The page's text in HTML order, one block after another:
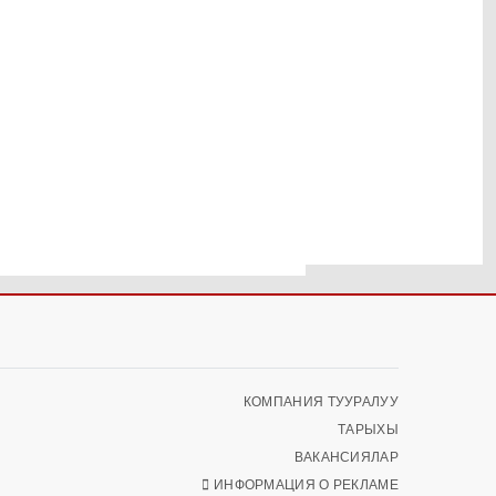
КОМПАНИЯ ТУУРАЛУУ
ТАРЫХЫ
ВАКАНСИЯЛАР
ИНФОРМАЦИЯ О РЕКЛАМЕ